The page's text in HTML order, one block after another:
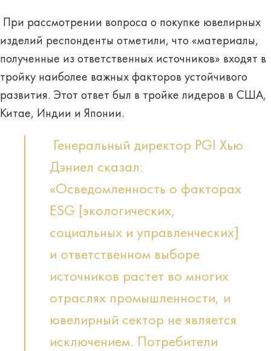
При рассмотрении вопроса о покупке ювелирных
изделий респонденты отметили, что «материалы,
полученные из ответственных источников» входят в
тройку наиболее важных факторов устойчивого
развития. Этот ответ был в тройке лидеров в США,
Китае, Индии и Японии.
Генеральный директор PGI Хью
Дэниел сказал:
«Осведомленность о факторах
ESG [экологических,
социальных и управленческих]
и ответственном выборе
источников растет во многих
отраслях промышленности, и
ювелирный сектор не является
исключением. Потребители